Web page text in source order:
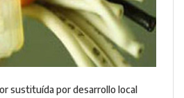
sustituída por desarrollo local